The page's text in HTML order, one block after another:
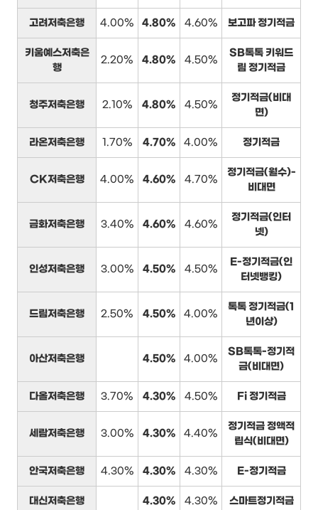
고려저축은행 4.00% 4.80% 4.60% 보고파 정기적금
키움예스저축은
행
2.20% 4.80% 4.50%
SB톡톡 키워드
림 정기적금
청주저축은행 2.10% 4.80% 4.50%
정기적금(비대
면)
라온저축은행 1.70% 4.70% 4.00% 정기적금
CK저축은행 4.00% 4.60% 4.70%
정기적금(월수)-
비대면
금화저축은행 3.40% 4.60% 4.60%
정기적금(인터
넷)
인성저축은행 3.00% 4.50% 4.50%
E-정기적금(인
터넷뱅킹)
드림저축은행 2.50% 4.50% 4.00%
톡톡 정기적금(1
년이상)
아산저축은행 4.50% 4.00%
SB톡톡-정기적
금(비대면)
다올저축은행 3.70% 4.30% 4.50% Fi 정기적금
세람저축은행 3.00% 4.30% 4.40%
정기적금 정액적
립식(비대면)
안국저축은행 4.30% 4.30% 4.30% E-정기적금
대신저축은행 4.30% 4.30% 스마트정기적금